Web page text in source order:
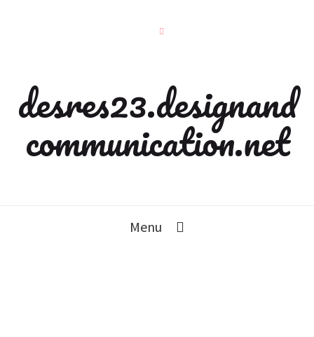
desres23.designand
communication.net
Menu